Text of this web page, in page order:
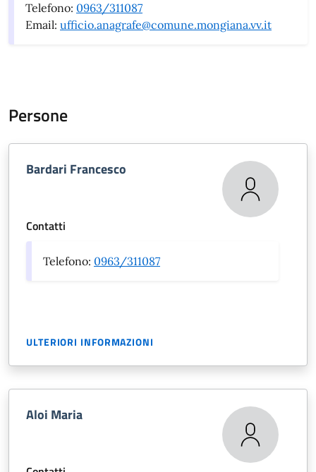
Telefono: 0963/311087
Email: ufficio.anagrafe@comune.mongiana.vv.it
Persone
Bardari Francesco
Contatti
Telefono: 0963/311087
ULTERIORI INFORMAZIONI
Aloi Maria